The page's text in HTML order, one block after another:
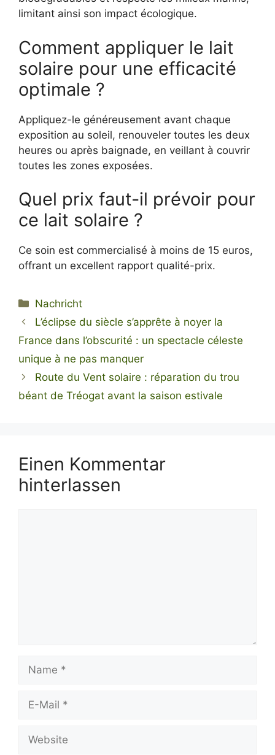
limitant ainsi son impact écologique.
Comment appliquer le lait
solaire pour une efficacité
optimale ?
Appliquez-le généreusement avant chaque
exposition au soleil, renouveler toutes les deux
heures ou après baignade, en veillant à couvrir
toutes les zones exposées.
Quel prix faut-il prévoir pour
ce lait solaire ?
Ce soin est commercialisé à moins de 15 euros,
offrant un excellent rapport qualité-prix.
Kategorien
Nachricht
L’éclipse du siècle s’apprête à noyer la
France dans l’obscurité : un spectacle céleste
unique à ne pas manquer
Route du Vent solaire : réparation du trou
béant de Tréogat avant la saison estivale
Einen Kommentar
hinterlassen
Name
Website